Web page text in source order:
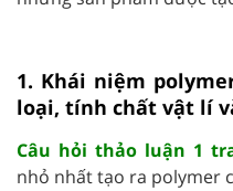
1. Khái niệm
loại, tính chất vật lí
Câu hỏi thảo luận 1
nhỏ nhất tạo ra polymer